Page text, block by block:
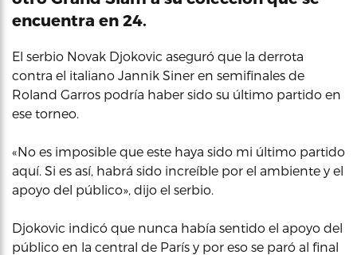
encuentra en 24.
El serbio Novak Djokovic aseguró que la derrota
contra el italiano Jannik Siner en semifinales de
Roland Garros podría haber sido su último partido en
ese torneo.
«No es imposible que este haya sido mi último partido
aquí. Si es así, habrá sido increíble por el ambiente y el
apoyo del público», dijo el serbio.
Djokovic indicó que nunca había sentido el apoyo del
público en la central de París y por eso se paró al final